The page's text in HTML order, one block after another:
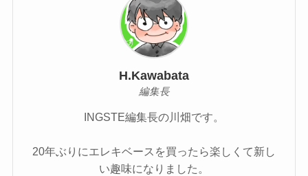
H.Kawabata
編集長
INGSTE編集長の川畑です。
20年ぶりにエレキベースを買ったら楽しくて新し
い趣味になりました。